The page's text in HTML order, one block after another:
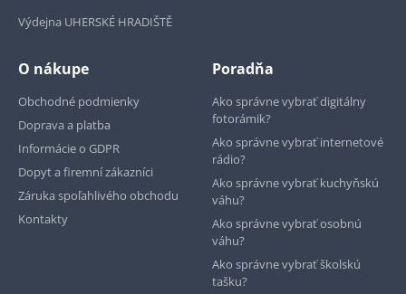
Výdejna UHERSKÉ HRADIŠTĚ
O nákupe
Obchodné podmienky
Doprava a platba
Informácie o GDPR
Dopyt a firemní zákazníci
Záruka spoľahlivého obchodu
Kontakty
Poradňa
Ako správne vybrať digitálny
fotorámik?
Ako správne vybrať internetové
rádio?
Ako správne vybrať kuchyňskú
váhu?
Ako správne vybrať osobnú
váhu?
Ako správne vybrať školskú
tašku?